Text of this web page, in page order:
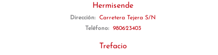
Hermisende
Dirección:
Carretera Tejera S/N
Teléfono:
980623403
Trefacio